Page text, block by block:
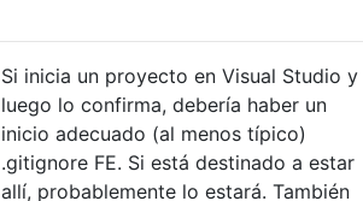
Si inicia un proyecto en Visual Studio y
luego lo confirma, debería haber un
inicio adecuado (al menos típico)
.gitignore FE. Si está destinado a estar
allí, probablemente lo estará. También